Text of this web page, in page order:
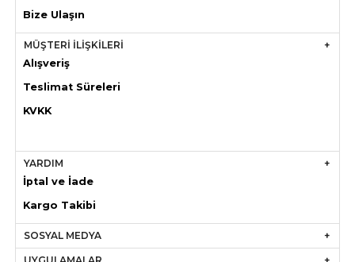
Bize Ulaşın
MÜŞTERİ İLİŞKİLERİ
Alışveriş
Teslimat Süreleri
KVKK
YARDIM
İptal ve İade
Kargo Takibi
SOSYAL MEDYA